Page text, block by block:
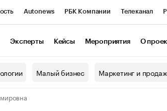
Autonews РБК Компании Телеканал
Эксперты Кейсы Мероприятия О
Малый бизнес Маркетинг и